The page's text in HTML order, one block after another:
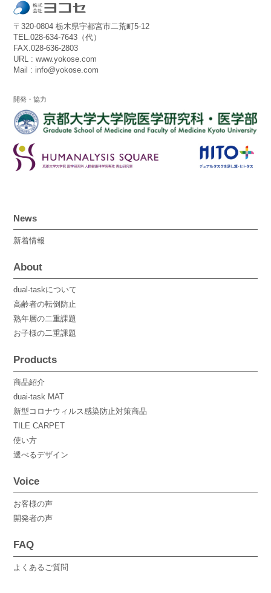
〒320-0804 栃木県宇都宮市二荒町5-12
TEL.028-634-7643（代）
FAX.028-636-2803
URL : www.yokose.com
Mail : info@yokose.com
開発・協力
News
新着情報
About
dual-taskについて
高齢者の転倒防止
熟年層の二重課題
お子様の二重課題
Products
商品紹介
duai-task MAT
新型コロナウィルス感染防止対策商品
TILE CARPET
使い方
選べるデザイン
Voice
お客様の声
開発者の声
FAQ
よくあるご質問